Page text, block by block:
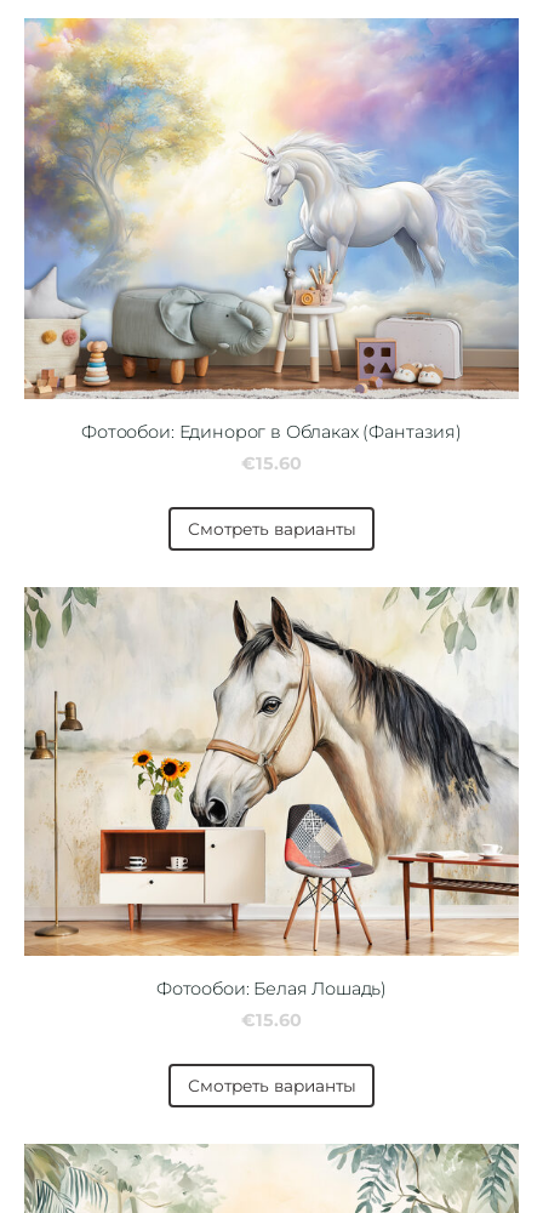
Фотообои: Единорог в Облаках (Фантазия)
€15.60
Смотреть варианты
Фотообои: Белая Лошадь)
€15.60
Смотреть варианты